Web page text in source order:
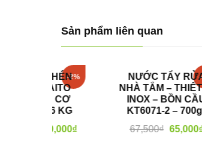
Sản phẩm liên quan
-4%
NƯỚC TẨY RỬA
NHÀ TẮM – THIẾT BỊ
INOX – BỒN CẦU
KT6071-2 – 700gr
65,000₫